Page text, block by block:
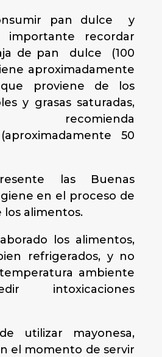
pan dulce y
importante recordar
de pan dulce (100
aproximadamente
proviene de los
y grasas saturadas,
50
las Buenas
en el proceso de
los alimentos.
los alimentos,
refrigerados, y no
ambiente
intoxicaciones
utilizar mayonesa,
el momento de servir